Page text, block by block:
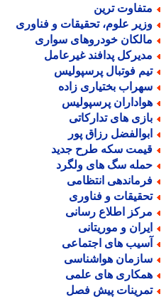
ترین
علوم، تحقیقات و فناوری
خودروهای سواری
پدافند غیرعامل
فوتبال پرسپولیس
بختیاری زاده
پرسپولیس
های تدارکاتی
رزاق پور
سکه طرح جدید
سگ های ولگرد
انتظامی
و فناوری
اطلاع رسانی
و موریتانی
های اجتماعی
هواشناسی
های علمی
پیش فصل